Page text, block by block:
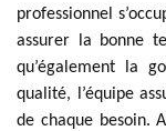
professionnel
assurer la bonne
qu’également la
qualité, l’équipe
de chaque besoin.